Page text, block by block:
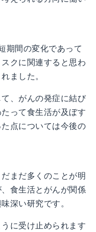
期間の変化であって
クに関連すると思わ
ました。
、がんの発症に結び
って食生活が及ぼす
点については今後の
まだ多くのことが明
食生活とがんが関係
深い研究です。
に受け止められます